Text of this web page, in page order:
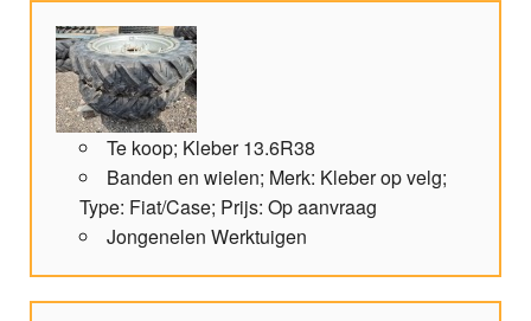
Te koop; Kleber 13.6R38
Banden en wielen; Merk: Kleber op velg;
Type: Fiat/Case; Prijs: Op aanvraag
Jongenelen Werktuigen